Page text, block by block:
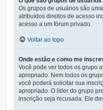
Os grupos de usuários são
atribuídos direitos de acesso
acesso a um fórum privado.
Voltar ao topo
Onde estão e como me
Você pode ver todos os grupo
apropriado. Nem todos os
você poderá solicitar sua
apropriado. O líder do grupo
inscrição seja recusada. Ele